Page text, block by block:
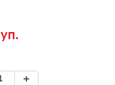
уп.
+